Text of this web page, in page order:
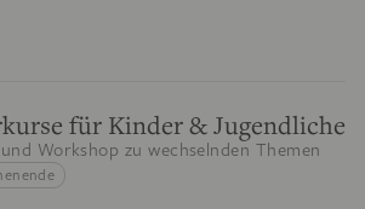
für Kinder & Jugendliche
Workshop zu wechselnden Themen